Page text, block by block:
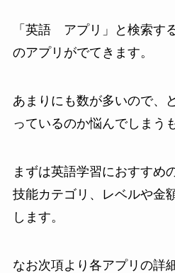
「英語 アプリ」と検索す
のアプリがでてきます。
あまりにも数が多いので、
っているのか悩んでしまう
まずは英語学習におすすめ
技能カテゴリ、レベルや金
します。
なお次項より各アプリの詳